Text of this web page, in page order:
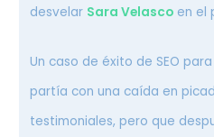
desvelar Sara Velasco en el
Un caso de éxito de SEO
partía con una caída en
testimoniales, pero que